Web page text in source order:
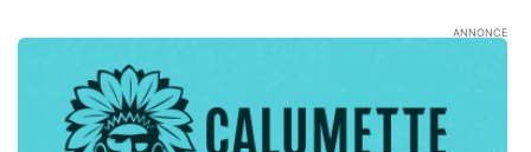
ANNONCE